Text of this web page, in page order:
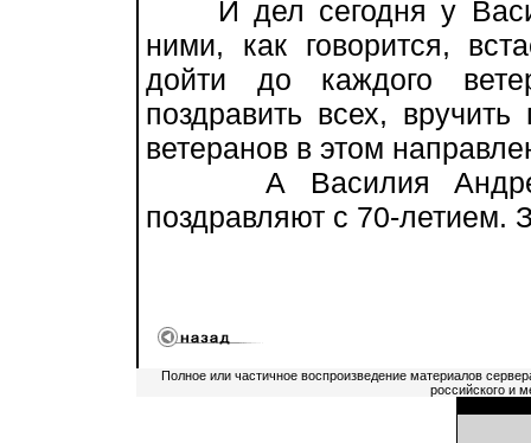
И дел сегодня у
ними, как говорится,
дойти до каждого
поздравить всех,
ветеранов в этом
А Василия
поздравляют с 70-летием.
Полное или частичное воспроизведение материалов
российского и